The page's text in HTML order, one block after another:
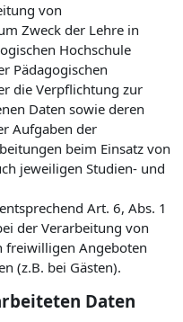
von
Zweck der Lehre in
Hochschule
Pädagogischen
die Verpflichtung zur
Daten sowie deren
Aufgaben der
beim Einsatz von
jeweiligen Studien- und
Art. 6, Abs. 1
der Verarbeitung von
freiwilligen Angeboten
(z.B. bei Gästen).
Daten